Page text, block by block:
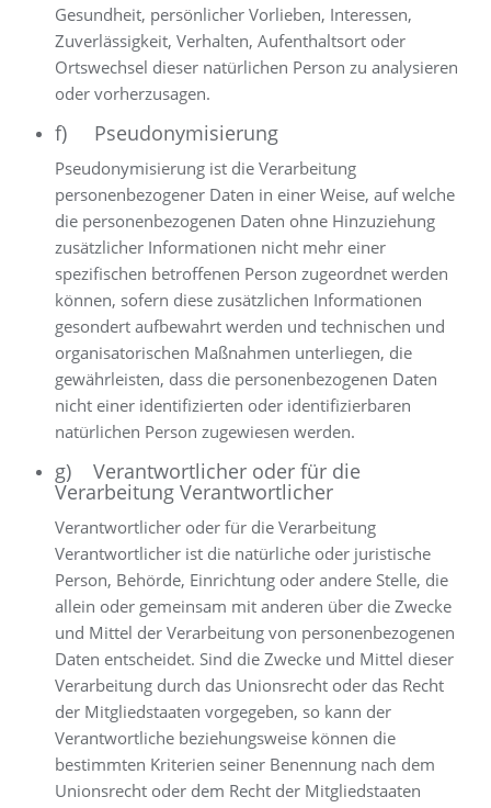
Gesundheit, persönlicher Vorlieben, Interessen,
Zuverlässigkeit, Verhalten, Aufenthaltsort oder
Ortswechsel dieser natürlichen Person zu analysieren
oder vorherzusagen.
f) Pseudonymisierung
Pseudonymisierung ist die Verarbeitung
personenbezogener Daten in einer Weise, auf welche
die personenbezogenen Daten ohne Hinzuziehung
zusätzlicher Informationen nicht mehr einer
spezifischen betroffenen Person zugeordnet werden
können, sofern diese zusätzlichen Informationen
gesondert aufbewahrt werden und technischen und
organisatorischen Maßnahmen unterliegen, die
gewährleisten, dass die personenbezogenen Daten
nicht einer identifizierten oder identifizierbaren
natürlichen Person zugewiesen werden.
g) Verantwortlicher oder für die
Verarbeitung Verantwortlicher
Verantwortlicher oder für die Verarbeitung
Verantwortlicher ist die natürliche oder juristische
Person, Behörde, Einrichtung oder andere Stelle, die
allein oder gemeinsam mit anderen über die Zwecke
und Mittel der Verarbeitung von personenbezogenen
Daten entscheidet. Sind die Zwecke und Mittel dieser
Verarbeitung durch das Unionsrecht oder das Recht
der Mitgliedstaaten vorgegeben, so kann der
Verantwortliche beziehungsweise können die
bestimmten Kriterien seiner Benennung nach dem
Unionsrecht oder dem Recht der Mitgliedstaaten